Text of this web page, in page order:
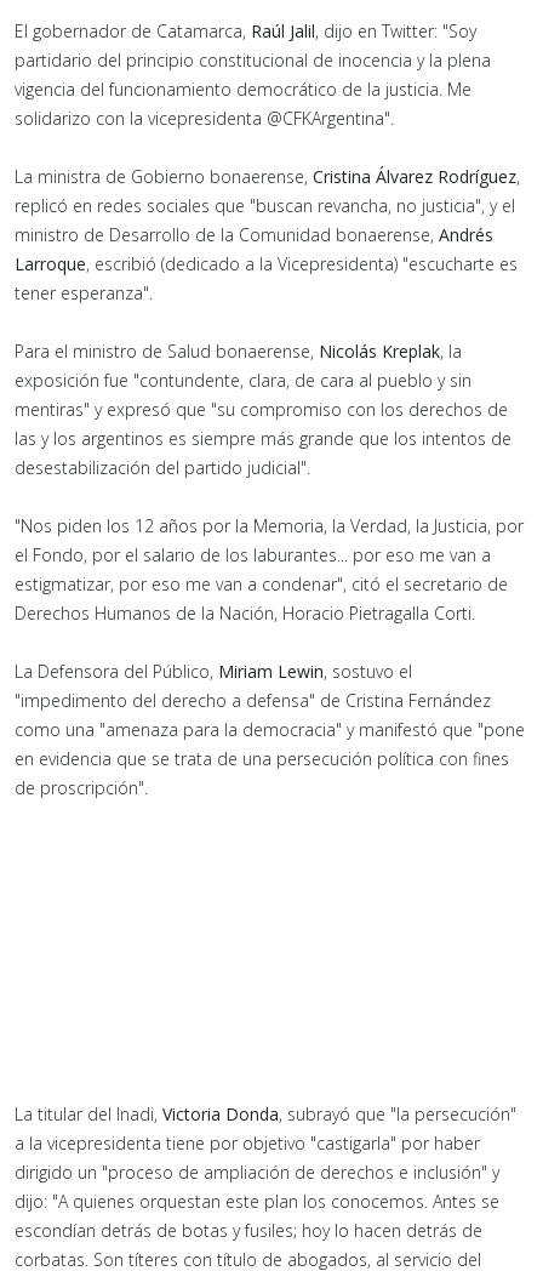
El gobernador de Catamarca, Raúl Jalil, dijo en Twitter: "Soy
partidario del principio constitucional de inocencia y la plena
vigencia del funcionamiento democrático de la justicia. Me
solidarizo con la vicepresidenta @CFKArgentina".
La ministra de Gobierno bonaerense, Cristina Álvarez Rodríguez,
replicó en redes sociales que "buscan revancha, no justicia", y el
ministro de Desarrollo de la Comunidad bonaerense, Andrés
Larroque, escribió (dedicado a la Vicepresidenta) "escucharte es
tener esperanza".
Para el ministro de Salud bonaerense, Nicolás Kreplak, la
exposición fue "contundente, clara, de cara al pueblo y sin
mentiras" y expresó que "su compromiso con los derechos de
las y los argentinos es siempre más grande que los intentos de
desestabilización del partido judicial".
"Nos piden los 12 años por la Memoria, la Verdad, la Justicia, por
el Fondo, por el salario de los laburantes... por eso me van a
estigmatizar, por eso me van a condenar", citó el secretario de
Derechos Humanos de la Nación, Horacio Pietragalla Corti.
La Defensora del Público, Miriam Lewin, sostuvo el
"impedimento del derecho a defensa" de Cristina Fernández
como una "amenaza para la democracia" y manifestó que "pone
en evidencia que se trata de una persecución política con fines
de proscripción".
La titular del Inadi, Victoria Donda, subrayó que "la persecución"
a la vicepresidenta tiene por objetivo "castigarla" por haber
dirigido un "proceso de ampliación de derechos e inclusión" y
dijo: "A quienes orquestan este plan los conocemos. Antes se
escondían detrás de botas y fusiles; hoy lo hacen detrás de
corbatas. Son títeres con título de abogados, al servicio del